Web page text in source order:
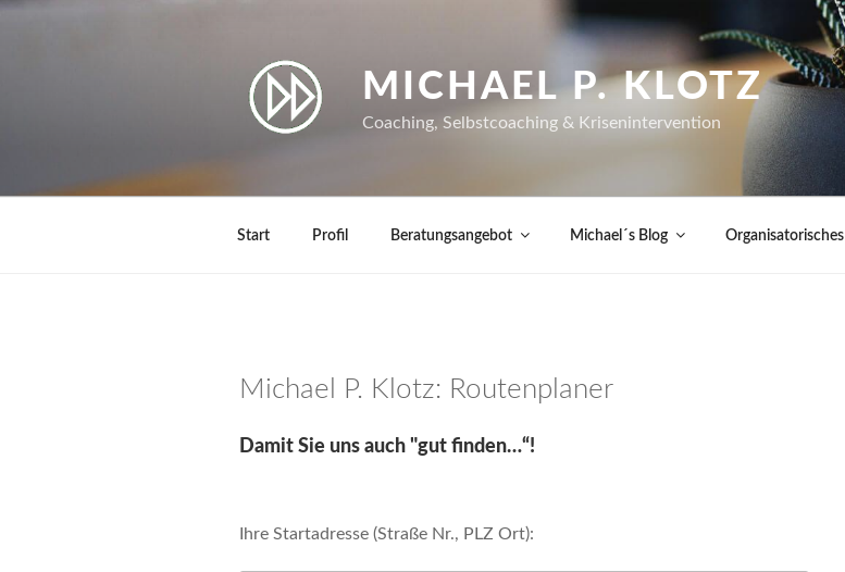
Zum
MICHAEL P. KLOTZ
Coaching, Selbstcoaching & Krisenintervention
Start Profil Beratungsangebot Michael´s Blog Organisatorisches
Michael P. Klotz: Routenplaner
Damit Sie uns auch "gut finden…“!
Ihre Startadresse (Straße Nr., PLZ Ort):